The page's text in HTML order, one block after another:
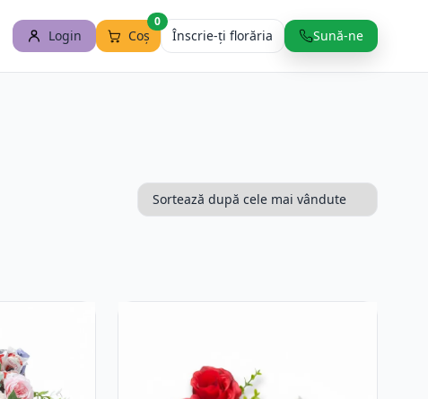
Login Coș
0
Înscrie-ți florăria Sună-ne